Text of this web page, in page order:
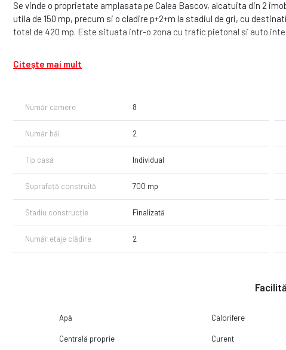
Se vinde o proprietate amplasata pe Calea Bascov, alcatuita din 2
utila de 150 mp, precum si o cladire p+2+m la stadiul de gri, cu
total de 420 mp. Este situata intr-o zona cu trafic pietonal si auto
Citește mai mult
Număr camere 8
Număr băi 2
Tip casă Individual
Suprafață construită 700 mp
Stadiu construcție Finalizată
Număr etaje clădire 2
Apă Calorifere
Centrală proprie Curent